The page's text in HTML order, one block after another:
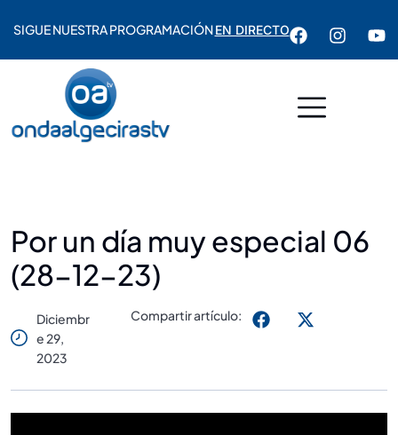
SIGUE NUESTRA PROGRAMACIÓNEN DIRECTO
Por un día muy especial 06
(28-12-23)
Diciembr
E 29,
2023
Compartir artículo: